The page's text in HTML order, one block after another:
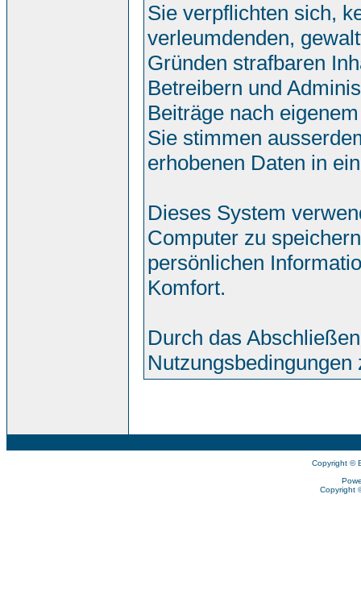
Sie verpflichten sich,
verleumdenden,
Gründen strafbaren
Betreibern und
Beiträge nach
Sie stimmen
erhobenen Daten in
Dieses System
Computer zu
persönlichen
Komfort.
Durch das
Nutzungsbedingungen
Copyright ©
Copyright